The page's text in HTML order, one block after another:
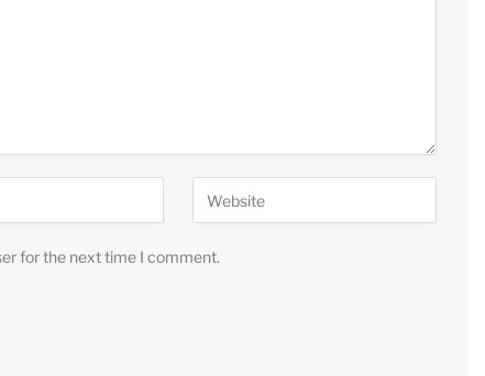
for the next time I comment.